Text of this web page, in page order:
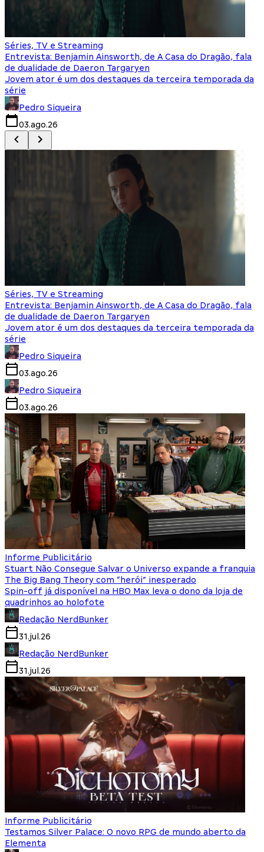
Séries, TV e Streaming
Entrevista: Benjamin Ainsworth, de A Casa do Dragão, fala
de dualidade de Daeron Targaryen
Jovem ator é um dos destaques da terceira temporada da
série
Pedro Siqueira
03.ago.26
Séries, TV e Streaming
Entrevista: Benjamin Ainsworth, de A Casa do Dragão, fala
de dualidade de Daeron Targaryen
Jovem ator é um dos destaques da terceira temporada da
série
Pedro Siqueira
03.ago.26
Pedro Siqueira
03.ago.26
Informe Publicitário
Stuart Não Consegue Salvar o Universo expande a franquia
The Big Bang Theory com “herói” inesperado
Spin-off já disponível na HBO Max leva o dono da loja de
quadrinhos ao holofote
Redação NerdBunker
31.jul.26
Redação NerdBunker
31.jul.26
Informe Publicitário
Testamos Silver Palace: O novo RPG de mundo aberto da
Elementa